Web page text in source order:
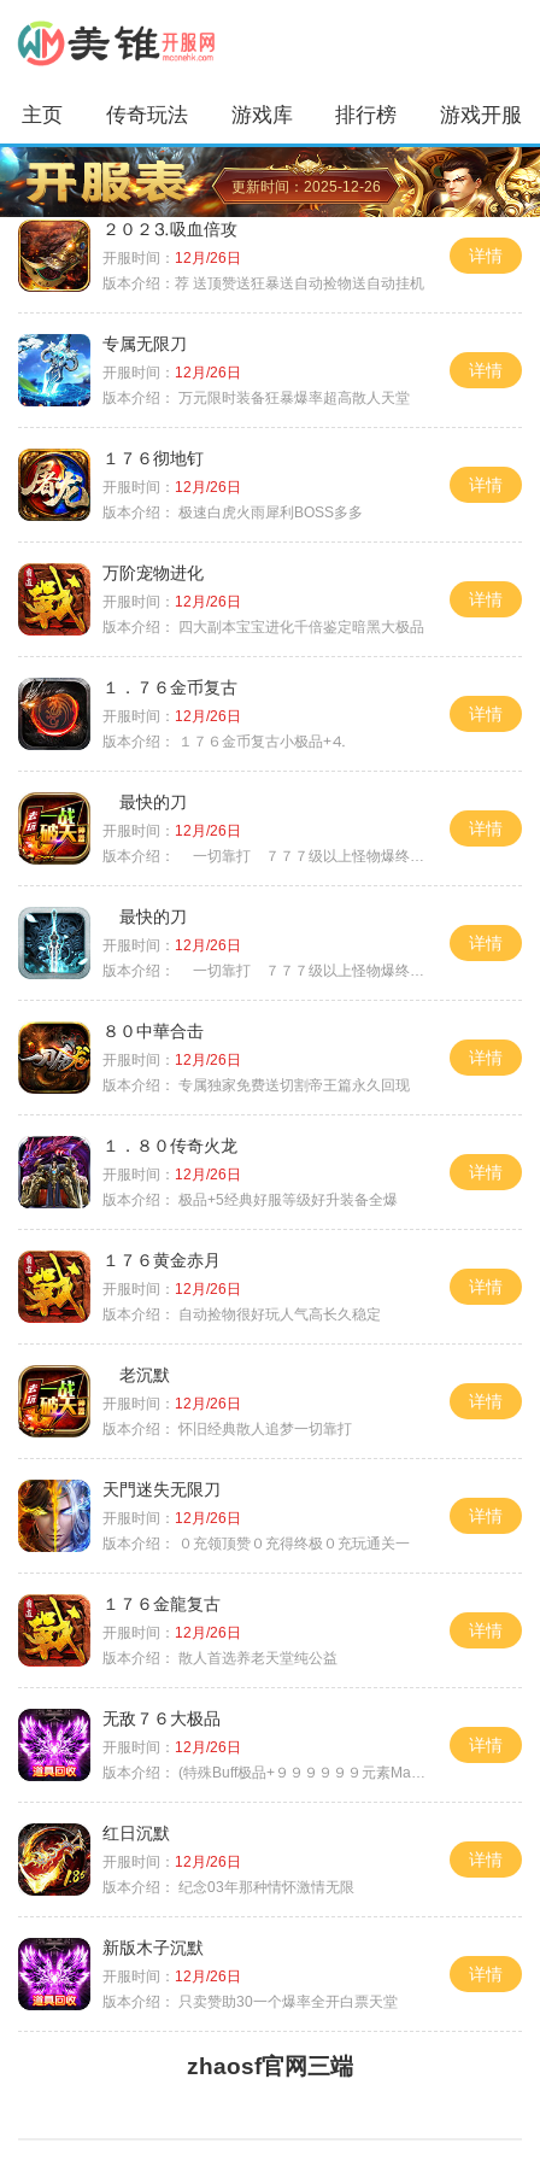
主页 传奇玩法 游戏库 排行榜 游戏开服
更新时间：2025-12-26
２０２⒊吸血倍攻
开服时间： 12月/26日
版本介绍： 荐 送顶赞送狂暴送自动捡物送自动挂机
详情
专属无限刀
开服时间： 12月/26日
版本介绍： 万元限时装备狂暴爆率超高散人天堂
详情
１７６彻地钉
开服时间： 12月/26日
版本介绍： 极速白虎火雨犀利BOSS多多
详情
万阶宠物进化
开服时间： 12月/26日
版本介绍：
四大副本宝宝进化千倍鉴定暗黑大极品
详情
１．７６金币复古
开服时间： 12月/26日
版本介绍：
１７６金币复古小极品+⒋
详情
最快的刀
开服时间： 12月/26日
版本介绍：
一切靠打 ７７７级以上怪物爆终极
详情
最快的刀
开服时间： 12月/26日
版本介绍：
一切靠打 ７７７级以上怪物爆终极
详情
８０中華合击
开服时间： 12月/26日
版本介绍： 专属独家免费送切割帝王篇永久回现
详情
１．８０传奇火龙
开服时间： 12月/26日
版本介绍： 极品+5经典好服等级好升装备全爆
详情
１７６黄金赤月
开服时间： 12月/26日
版本介绍：
自动捡物很好玩人气高长久稳定
详情
老沉默
开服时间： 12月/26日
版本介绍： 怀旧经典散人追梦一切靠打
详情
天門迷失无限刀
开服时间： 12月/26日
版本介绍：
０充领顶赞０充得终极０充玩通关一
详情
１７６金龍复古
开服时间： 12月/26日
版本介绍： 散人首选养老天堂纯公益
详情
无敌７６大极品
开服时间： 12月/26日
版本介绍： (特殊Buff极品+９９９９９９元素Max）
详情
红日沉默
开服时间： 12月/26日
版本介绍： 纪念03年那种情怀激情无限
详情
新版木子沉默
开服时间： 12月/26日
版本介绍：
只卖赞助30一个爆率全开白票天堂
详情
zhaosf官网三端